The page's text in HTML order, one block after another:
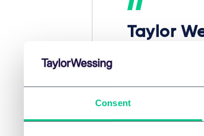
Consent
Taylor